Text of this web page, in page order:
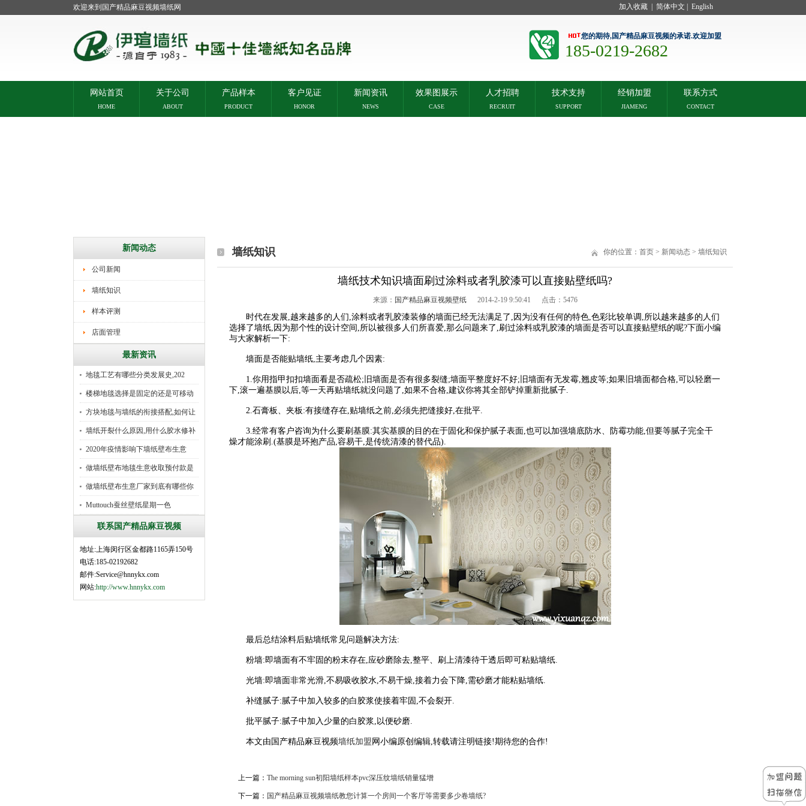
欢迎来到国产精品麻豆视频墙纸网 加入收藏 简体中文 English
您的期待,国产精品麻豆视频的承诺.欢迎加盟
185-0219-2682
网站首页
HOME
关于公司
ABOUT
产品样本
PRODUCT
客户见证
HONOR
新闻资讯
NEWS
效果图展示
CASE
人才招聘
RECRUIT
技术支持
SUPPORT
经销加盟
JIAMENG
联系方式
CONTACT
新闻动态
公司新闻
墙纸知识
样本评测
店面管理
最新资讯
地毯工艺有哪些分类发展史,202
楼梯地毯选择是固定的还是可移动
好
方块地毯与墙纸的衔接搭配,如何让
墙纸开裂什么原因,用什么胶水修补
2020年疫情影响下墙纸壁布生意
做墙纸壁布地毯生意收取预付款是
行
做墙纸壁布生意厂家到底有哪些你
所
Muttouch蚕丝壁纸星期一色
联系国产精品麻豆视频
地址:上海闵行区金都路1165弄150号
电话:185-02192682
邮件:Service@hnnykx.com
网站:http://www.hnnykx.com
墙纸知识 你的位置： 首页 > 新闻动态 > 墙纸知识
墙纸技术知识墙面刷过涂料或者乳胶漆可以直接贴壁纸吗?
来源： 国产精品麻豆视频壁纸2014-2-19 9:50:41 点击： 5476
时代在发展,越来越多的人们,涂料或者乳胶漆装修的墙面已经无法满足了,因为没有任何的特色,色彩比较单调,所以越来越多的人们
选择了墙纸,因为那个性的设计空间,所以被很多人们所喜爱,那么问题来了,刷过涂料或乳胶漆的墙面是否可以直接贴壁纸的呢?下面小编
与大家解析一下:
墙面是否能贴墙纸,主要考虑几个因素:
1.你用指甲扣扣墙面看是否疏松;旧墙面是否有很多裂缝;墙面平整度好不好;旧墙面有无发霉,翘皮等;如果旧墙面都合格,可以轻磨一
下,滚一遍基膜以后,等一天再贴墙纸就没问题了,如果不合格,建议你将其全部铲掉重新批腻子.
2.石膏板、夹板:有接缝存在,贴墙纸之前,必须先把缝接好,在批平.
3.经常有客户咨询为什么要刷基膜:其实基膜的目的在于固化和保护腻子表面,也可以加强墙底防水、防霉功能,但要等腻子完全干
燥才能涂刷.(基膜是环抱产品,容易干,是传统清漆的替代品).
最后总结涂料后贴墙纸常见问题解决方法:
粉墙:即墙面有不牢固的粉末存在,应砂磨除去,整平、刷上清漆待干透后即可粘贴墙纸.
光墙:即墙面非常光滑,不易吸收胶水,不易干燥,接着力会下降,需砂磨才能粘贴墙纸.
补缝腻子:腻子中加入较多的白胶浆使接着牢固,不会裂开.
批平腻子:腻子中加入少量的白胶浆,以便砂磨.
本文由国产精品麻豆视频墙纸加盟 网小编原创编辑,转载请注明链接!期待您的合作!
上一篇： The morning sun初阳墙纸样本pvc深压纹墙纸销量猛增
下一篇： 国产精品麻豆视频墙纸教您计算一个房间一个客厅等需要多少卷墙纸?